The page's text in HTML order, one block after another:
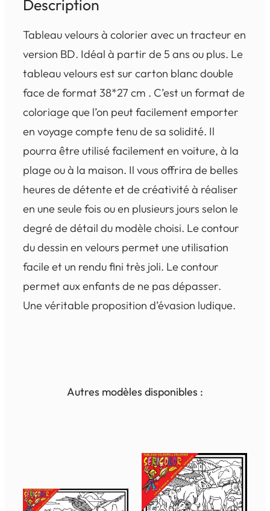
Description
Tableau velours à colorier avec un tracteur en
version BD. Idéal à partir de 5 ans ou plus. Le
tableau velours est sur carton blanc double
face de format 38*27 cm . C’est un format de
coloriage que l’on peut facilement emporter
en voyage compte tenu de sa solidité. Il
pourra être utilisé facilement en voiture, à la
plage ou à la maison. Il vous offrira de belles
heures de détente et de créativité à réaliser
en une seule fois ou en plusieurs jours selon le
degré de détail du modèle choisi. Le contour
du dessin en velours permet une utilisation
facile et un rendu fini très joli. Le contour
permet aux enfants de ne pas dépasser.
Une véritable proposition d’évasion ludique.
Autres modèles disponibles :